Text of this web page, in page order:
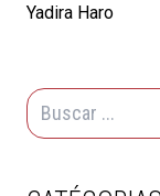
Yadira Haro